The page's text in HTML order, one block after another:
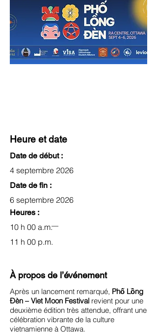
Heure et date
Date de début :
4 septembre 2026
Date de fin :
6 septembre 2026
Heures :
10 h 00 a.m.
11 h 00 p.m.
À propos de l’événement
Après un lancement remarqué, Phố Lồng
Đèn – Viet Moon Festival revient pour une
deuxième édition très attendue, offrant une
célébration vibrante de la culture
vietnamienne à Ottawa.